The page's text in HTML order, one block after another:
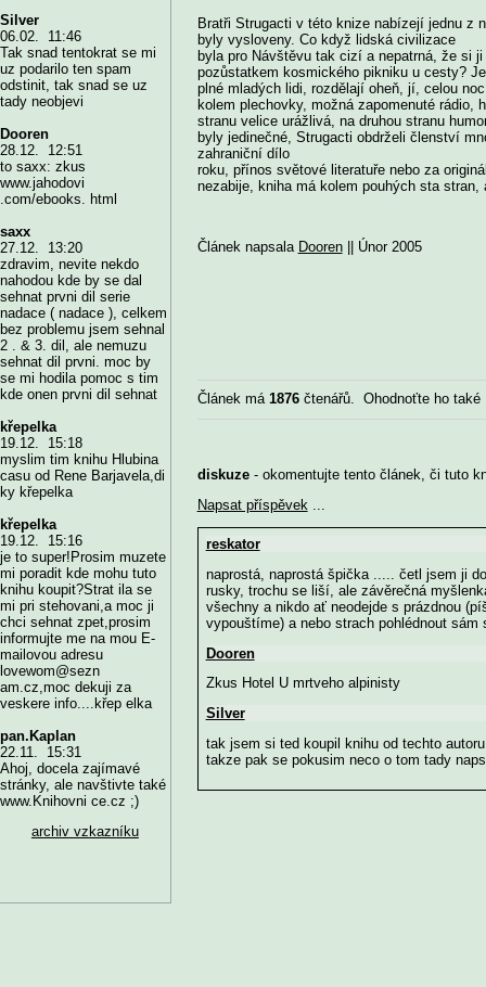
Bratři Strugacti v této knize nabízejí jednu z
byly vysloveny. Co když lidská civilizace
byla pro Návštěvu tak cizí a nepatrná, že si
pozůstatkem kosmického pikniku u cesty?
plné mladých lidi, rozdělají oheň, jí, celou
kolem plechovky, možná zapomenuté rádio,
stranu velice urážlivá, na druhou stranu
byly jedinečné, Strugacti obdrželi členství
zahraniční dílo
roku, přínos světové literatuře nebo za
nezabije, kniha má kolem pouhých sta stran,
Článek napsala Dooren|| Únor 2005
Článek má 1876čtenářů. Ohodnoťte ho
diskuze- okomentujte tento článek, či tuto
Napsat příspěvek...
reskator
naprostá, naprostá špička ..... četl jsem ji
rusky, trochu se liší, ale závěrečná
všechny a nikdo ať neodejde s prázdnou
vypouštíme) a nebo strach pohlédnout sám
Dooren
Zkus Hotel U mrtveho alpinisty
Silver
tak jsem si ted koupil knihu od techto
takze pak se pokusim neco o tom tady
Silver
06.02. 11:46
Tak snad tentokrat se mi
uz podarilo ten spam
odstinit, tak snad se uz
tady neobjevi
Dooren
28.12. 12:51
to saxx: zkus
www.jahodovi
.com/ebooks. html
saxx
27.12. 13:20
zdravim, nevite nekdo
nahodou kde by se dal
sehnat prvni dil serie
nadace ( nadace ), celkem
bez problemu jsem sehnal
2 . & 3. dil, ale nemuzu
sehnat dil prvni. moc by
se mi hodila pomoc s tim
kde onen prvni dil sehnat
křepelka
19.12. 15:18
myslim tim knihu Hlubina
casu od Rene Barjavela,di
ky křepelka
křepelka
19.12. 15:16
je to super!Prosim muzete
mi poradit kde mohu tuto
knihu koupit?Strat ila se
mi pri stehovani,a moc ji
chci sehnat zpet,prosim
informujte me na mou E-
mailovou adresu
lovewom@sezn
am.cz,moc dekuji za
veskere info....křep elka
pan.Kaplan
22.11. 15:31
Ahoj, docela zajímavé
stránky, ale navštivte také
www.Knihovni ce.cz ;)
archiv vzkazníku